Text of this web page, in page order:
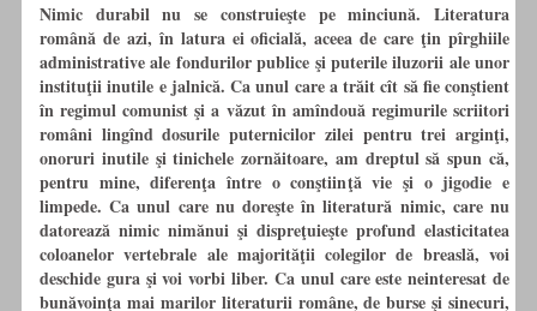
Nimic durabil nu se construieşte pe minciună. Literatura
română de azi, în latura ei oficială, aceea de care ţin pîrghiile
administrative ale fondurilor publice şi puterile iluzorii ale unor
instituţii inutile e jalnică. Ca unul care a trăit cît să fie conştient
în regimul comunist şi a văzut în amîndouă regimurile scriitori
români lingînd dosurile puternicilor zilei pentru trei arginţi,
onoruri inutile şi tinichele zornăitoare, am dreptul să spun că,
pentru mine, diferenţa între o conştiinţă vie şi o jigodie e
limpede. Ca unul care nu doreşte în literatură nimic, care nu
datorează nimic nimănui şi dispreţuieşte profund elasticitatea
coloanelor vertebrale ale majorităţii colegilor de breaslă, voi
deschide gura şi voi vorbi liber. Ca unul care este neinteresat de
bunăvoinţa mai marilor literaturii române, de burse şi sinecuri,